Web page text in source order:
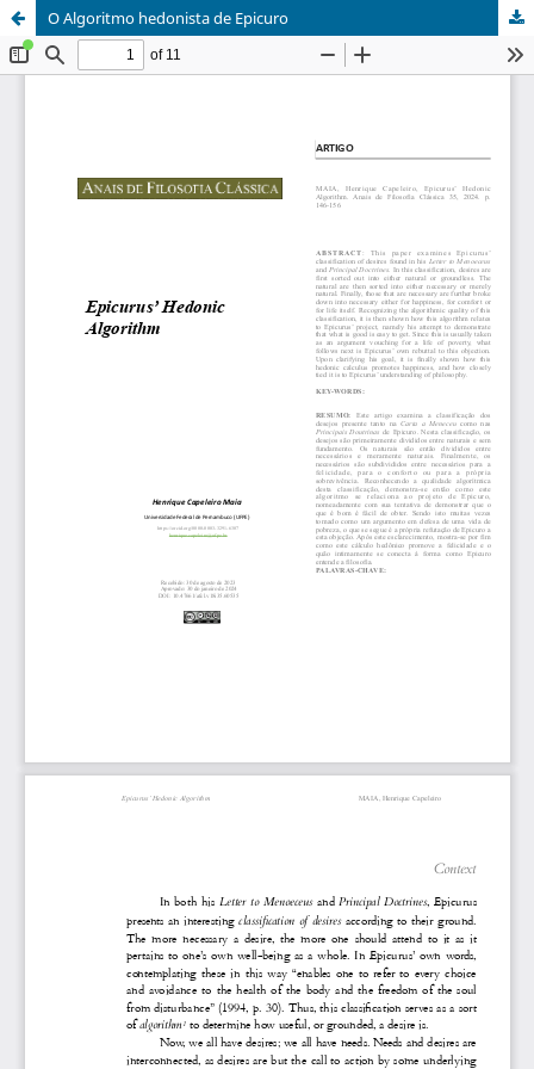
O Algoritmo hedonista de Epicuro